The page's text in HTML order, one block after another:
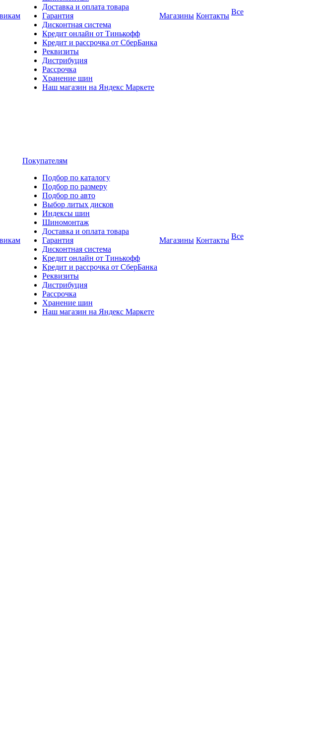
Доставка и оплата товара
Гарантия
Дисконтная система
Кредит онлайн от Тинькофф
Кредит и рассрочка от СберБанка
Реквизиты
Дистрибуция
Рассрочка
Хранение шин
Наш магазин на Яндекс Маркете
Магазины Контакты Все
Покупателям
Подбор по каталогу
Подбор по размеру
Подбор по авто
Выбор литых дисков
Индексы шин
Шиномонтаж
Доставка и оплата товара
Гарантия
Дисконтная система
Кредит онлайн от Тинькофф
Кредит и рассрочка от СберБанка
Реквизиты
Дистрибуция
Рассрочка
Хранение шин
Наш магазин на Яндекс Маркете
Магазины Контакты Все